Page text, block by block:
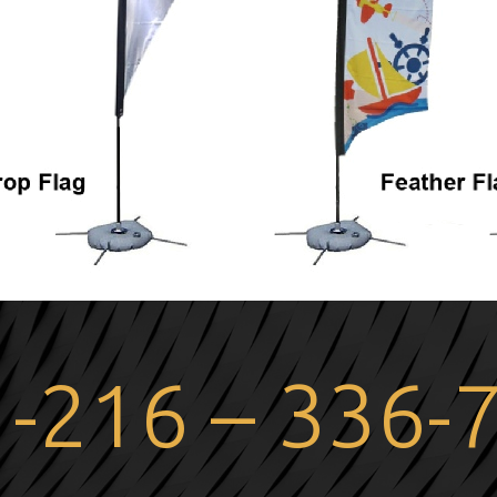
216 – 336-